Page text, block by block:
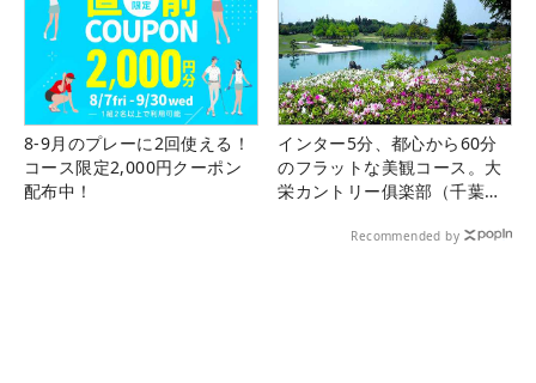
8-9月のプレーに2回使える！
コース限定2,000円クーポン
配布中！
インター5分、都心から60分
のフラットな美観コース。大
栄カントリー俱楽部（千葉
Recommended by